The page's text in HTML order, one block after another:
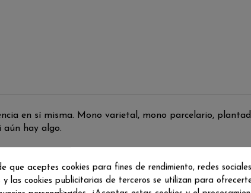
en sí misma. Mono varietal, mono parcelario,
aún hay algo.
que aceptes cookies para fines de rendimiento, redes
y las cookies publicitarias de terceros se utilizan para